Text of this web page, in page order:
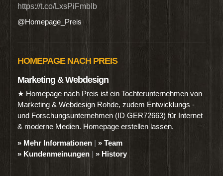
https://t.co/LxsPiFmbIb
@Homepage_Preis
HOMEPAGE NACH PREIS
Marketing & Webdesign
★ Homepage nach Preis ist ein Tochterunternehmen von
Marketing & Webdesign Rohde, zudem Entwicklungs -
und Forschungsunternehmen (ID GER72663) für Internet
& moderne Medien. Homepage erstellen lassen.
» Mehr Informationen | » Team
» Kundenmeinungen | » History